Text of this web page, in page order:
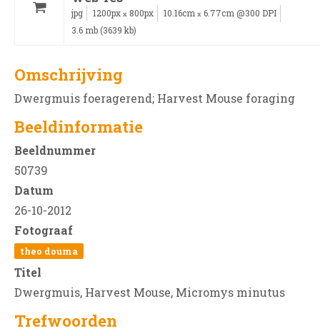
jpg 1200px x 800px 10.16cm x 6.77cm @300 DPI
3.6 mb (3639 kb)
Omschrijving
Dwergmuis foeragerend; Harvest Mouse foraging
Beeldinformatie
Beeldnummer
50739
Datum
26-10-2012
Fotograaf
theo douma
Titel
Dwergmuis, Harvest Mouse, Micromys minutus
Trefwoorden